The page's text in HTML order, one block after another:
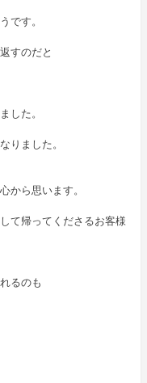
です。
すのだと
した。
りました。
から思います。
て帰ってくださるお客様
るのも